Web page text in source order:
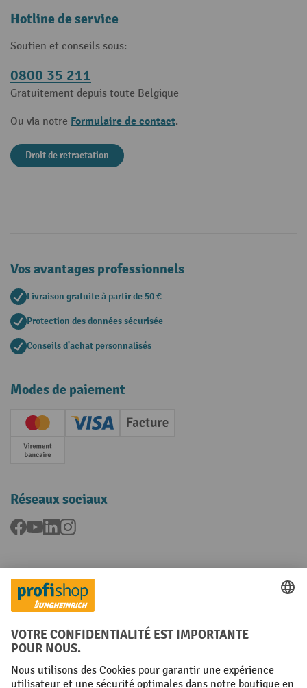
Hotline de service
Soutien et conseils sous:
0800 35 211
Gratuitement depuis toute Belgique
Ou via notre Formulaire de contact.
Droit de retractation
Vos avantages professionnels
Livraison gratuite à partir de 50 €
Protection des données sécurisée
Conseils d'achat personnalisés
Modes de paiement
Creditcard (Master)Creditcard (Visa)
Facture
Paiement anticipé
Réseaux sociaux
Facebook
YouTubeLinkedInInstagram
Langues
FR NL
Conditions générales Mentions légales